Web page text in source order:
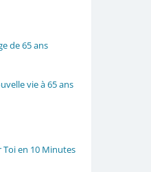
de 65 ans
vie à 65 ans
Toi en 10 Minutes